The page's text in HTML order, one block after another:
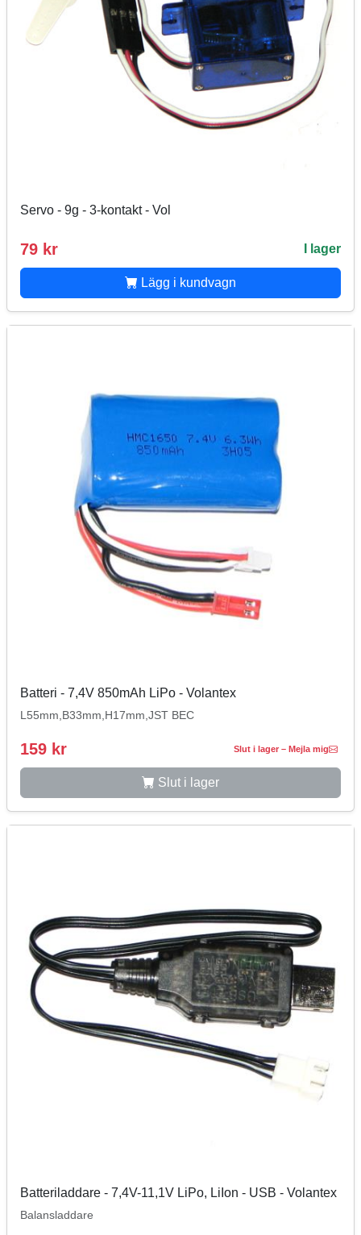
Servo - 9g - 3-kontakt - Vol
79 kr I lager
Lägg i kundvagn
Batteri - 7,4V 850mAh LiPo - Volantex
L55mm,B33mm,H17mm,JST BEC
159 kr Slut i lager – Mejla mig
Slut i lager
Batteriladdare - 7,4V-11,1V LiPo, LiIon - USB - Volantex
Balansladdare